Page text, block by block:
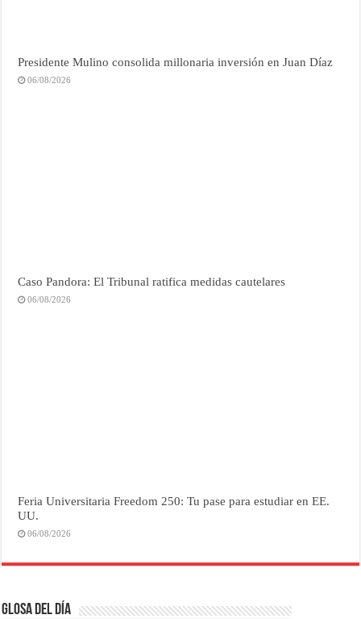
Presidente Mulino consolida millonaria inversión en Juan Díaz
06/08/2026
Caso Pandora: El Tribunal ratifica medidas cautelares
06/08/2026
Feria Universitaria Freedom 250: Tu pase para estudiar en EE.
UU.
06/08/2026
Glosa del Día